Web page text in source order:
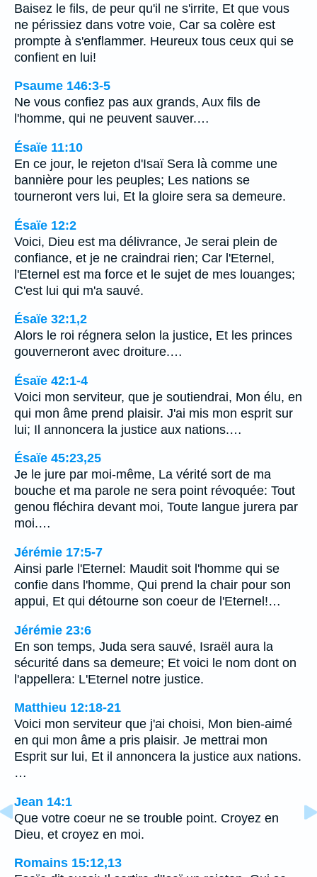
Baisez le fils, de peur qu'il ne s'irrite, Et que vous
ne périssiez dans votre voie, Car sa colère est
prompte à s'enflammer. Heureux tous ceux qui se
confient en lui!
Psaume 146:3-5
Ne vous confiez pas aux grands, Aux fils de
l'homme, qui ne peuvent sauver.…
Ésaïe 11:10
En ce jour, le rejeton d'Isaï Sera là comme une
bannière pour les peuples; Les nations se
tourneront vers lui, Et la gloire sera sa demeure.
Ésaïe 12:2
Voici, Dieu est ma délivrance, Je serai plein de
confiance, et je ne craindrai rien; Car l'Eternel,
l'Eternel est ma force et le sujet de mes louanges;
C'est lui qui m'a sauvé.
Ésaïe 32:1,2
Alors le roi régnera selon la justice, Et les princes
gouverneront avec droiture.…
Ésaïe 42:1-4
Voici mon serviteur, que je soutiendrai, Mon élu, en
qui mon âme prend plaisir. J'ai mis mon esprit sur
lui; Il annoncera la justice aux nations.…
Ésaïe 45:23,25
Je le jure par moi-même, La vérité sort de ma
bouche et ma parole ne sera point révoquée: Tout
genou fléchira devant moi, Toute langue jurera par
moi.…
Jérémie 17:5-7
Ainsi parle l'Eternel: Maudit soit l'homme qui se
confie dans l'homme, Qui prend la chair pour son
appui, Et qui détourne son coeur de l'Eternel!…
Jérémie 23:6
En son temps, Juda sera sauvé, Israël aura la
sécurité dans sa demeure; Et voici le nom dont on
l'appellera: L'Eternel notre justice.
Matthieu 12:18-21
Voici mon serviteur que j'ai choisi, Mon bien-aimé
en qui mon âme a pris plaisir. Je mettrai mon
Esprit sur lui, Et il annoncera la justice aux nations.
…
Jean 14:1
Que votre coeur ne se trouble point. Croyez en
Dieu, et croyez en moi.
Romains 15:12,13